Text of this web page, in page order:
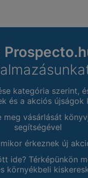
kategória szerint,
és a akciós újságok
meg vásárlását
segítségével
érkeznek új
ide? Térképünkön
környékbeli